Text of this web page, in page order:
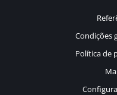
Condições
Política de